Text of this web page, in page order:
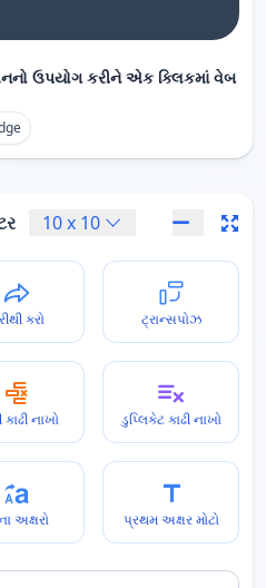
ઉપયોગ કરીને એક ક્લિકમાં વેબ
10x 10
કરો ટ્રાન્સપોઝ
કાઢી નાખો ડુપ્લિકેટ કાઢી નાખો
અક્ષરો પ્રથમ અક્ષર મોટો